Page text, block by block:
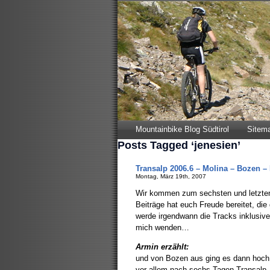
Mountainbike Blog Südtirol
Posts Tagged ‘jenesien’
Transalp 2006.6 – Molina – Bozen –
Montag, März 19th, 2007
Wir kommen zum sechsten und
Beiträge hat euch Freude bereitet,
werde irgendwann die Tracks
mich wenden…
Armin erzählt:
und von Bozen aus ging es dann